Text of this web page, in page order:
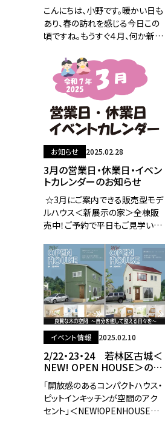
こんにちは、小野です。暖かい日も
あり、春の訪れを感じる今日この
頃ですね。もうすぐ４月、何か新し
な～と思われる方もいらっしゃる
のではないでしょうか？ 私も始め
てみま
お知らせ 2025.02.28
3月の営業日・休業日・イベン
トカレンダーのお知らせ
☆3月にご案内できる販売型モデ
ルハウス＜新展示の家＞全棟販
売中！ご予約で平日もご見学いた
に移動します１.南光台南A棟２.川
平東棟３.前谷地ひらや４.小角ひ
びき５.
イベント情報 2025.02.10
2/22・23・24 若林区古城＜
NEW! OPEN HOUSE＞のお
知らせ
「開放感のあるコンパクトハウス・
ピットインキッチンが空間のアク
セント」＜NEW!OPENHOUSE＞